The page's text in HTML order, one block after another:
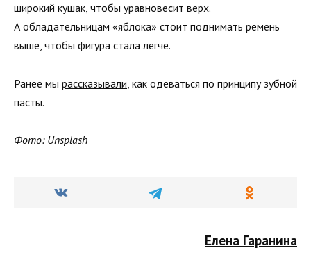
широкий кушак, чтобы уравновесит верх.
А обладательницам «яблока» стоит поднимать ремень
выше, чтобы фигура стала легче.
Ранее мы рассказывали , как одеваться по принципу зубной
пасты.
Фото: Unsplash
Елена Гаранина